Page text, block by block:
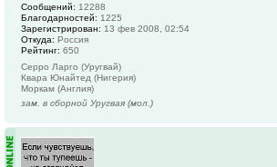
Сообщений: 12288
Благодарностей: 1225
Зарегистрирован: 13 фев 2008, 02:54
Откуда: Россия
Рейтинг: 650
Серро Ларго (Уругвай)
Квара Юнайтед (Нигерия)
Моркам (Англия)
зам. в сборной Уругвая (мол.)